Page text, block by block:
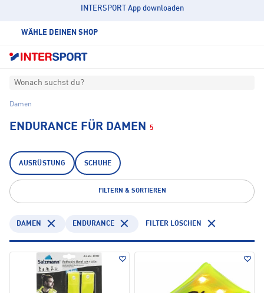
INTERSPORT App downloaden
WÄHLE DEINEN SHOP
Wonach suchst du?
Damen
ENDURANCE FÜR DAMEN 5
AUSRÜSTUNG SCHUHE
FILTERN & SORTIEREN
DAMEN ENDURANCE FILTER LÖSCHEN